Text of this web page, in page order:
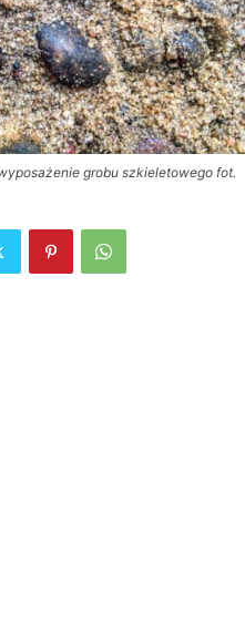
grobu szkieletowego fot.